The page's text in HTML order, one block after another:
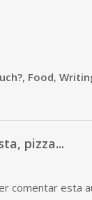
, Food,
pizza...
comentar esta